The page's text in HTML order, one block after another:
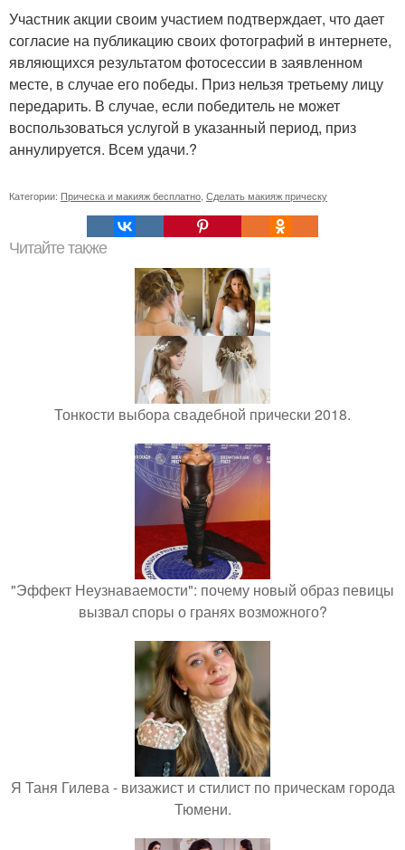
Участник акции своим участием подтверждает, что дает
согласие на публикацию своих фотографий в интернете,
являющихся результатом фотосессии в заявленном
месте, в случае его победы. Приз нельзя третьему лицу
передарить. В случае, если победитель не может
воспользоваться услугой в указанный период, приз
аннулируется. Всем удачи.?
Категории: Прическа и макияж бесплатно Сделать макияж прическу
Читайте также
Тонкости выбора свадебной прически 2018.
"Эффект Неузнаваемости": почему новый образ певицы
вызвал споры о гранях возможного?
Я Таня Гилева - визажист и стилист по прическам города
Тюмени.